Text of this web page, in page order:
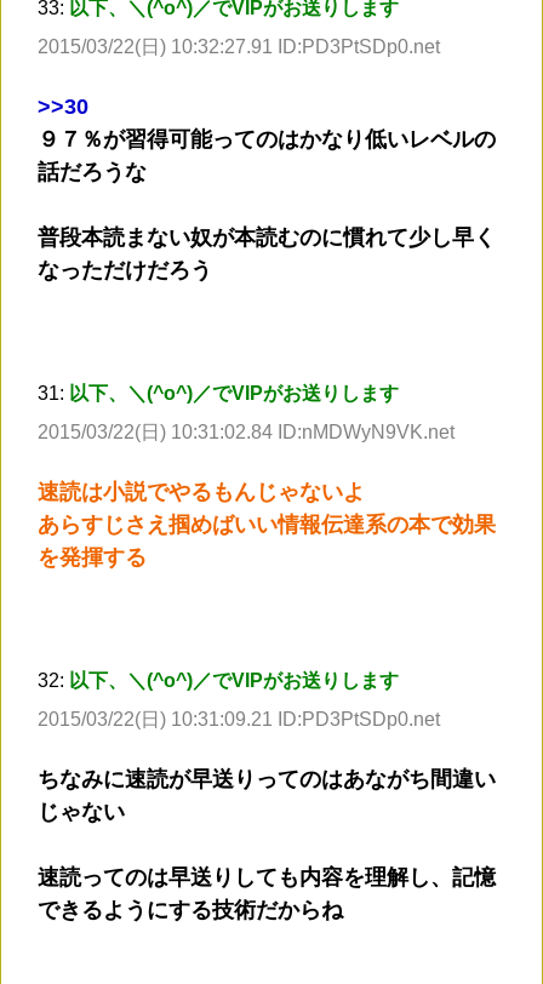
33: 以下、＼(^o^)／でVIPがお送りします
2015/03/22(日) 10:32:27.91 ID:PD3PtSDp0.net
>>30
９７％が習得可能ってのはかなり低いレベルの
話だろうな
普段本読まない奴が本読むのに慣れて少し早く
なっただけだろう
31: 以下、＼(^o^)／でVIPがお送りします
2015/03/22(日) 10:31:02.84 ID:nMDWyN9VK.net
速読は小説でやるもんじゃないよ
あらすじさえ掴めばいい情報伝達系の本で効果
を発揮する
32: 以下、＼(^o^)／でVIPがお送りします
2015/03/22(日) 10:31:09.21 ID:PD3PtSDp0.net
ちなみに速読が早送りってのはあながち間違い
じゃない
速読ってのは早送りしても内容を理解し、記憶
できるようにする技術だからね